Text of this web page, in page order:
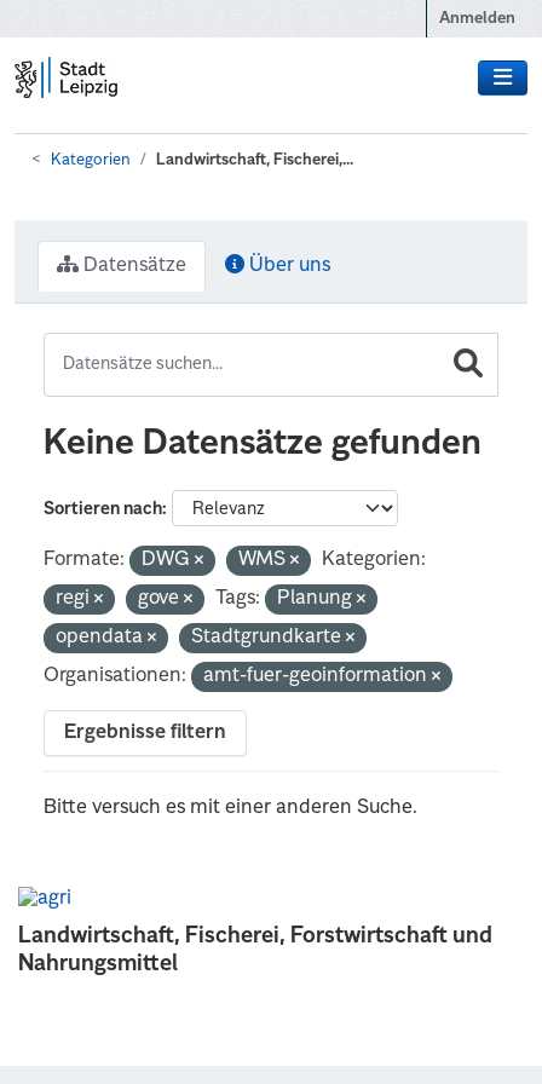
Anmelden
Kategorien Landwirtschaft, Fischerei,...
Landwirtschaft, Fischerei, Forstwirtschaft und
Nahrungsmittel
Datensätze Über uns
Keine Datensätze gefunden
Sortieren nach
Formate: DWG WMS
Kategorien:
regi
gove Tags:
Planung
opendata
Stadtgrundkarte
Organisationen:
amt-fuer-geoinformation
Ergebnisse filtern
Bitte versuch es mit einer anderen Suche.